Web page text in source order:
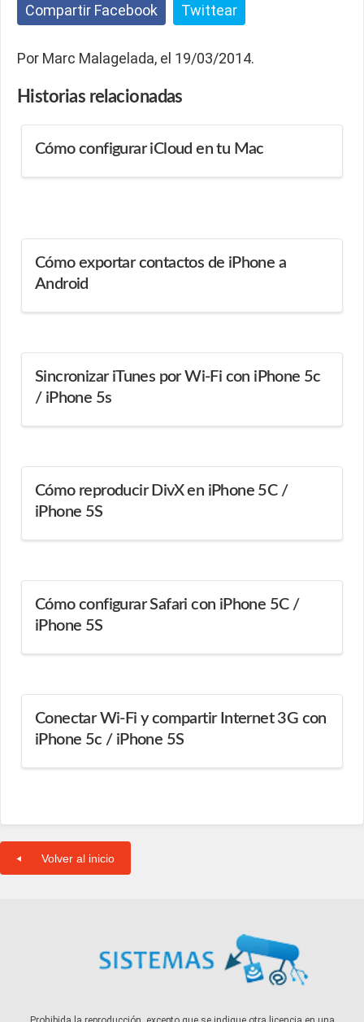
Compartir Facebook Twittear
Por Marc Malagelada, el 19/03/2014.
Historias relacionadas
Cómo configurar iCloud en tu Mac
Cómo exportar contactos de iPhone a
Android
Sincronizar iTunes por Wi-Fi con iPhone 5c
/ iPhone 5s
Cómo reproducir DivX en iPhone 5C /
iPhone 5S
Cómo configurar Safari con iPhone 5C /
iPhone 5S
Conectar Wi-Fi y compartir Internet 3G con
iPhone 5c / iPhone 5S
Volver al inicio